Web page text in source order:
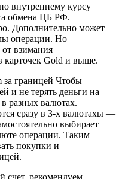
внутреннему курсу
обмена ЦБ РФ.
Дополнительно может
операции. Но
от взимания
карточек Gold и выше.
за границей Чтобы
и не терять деньги на
разных валютах.
сразу в 3-х валютахы —
выбирает
операции. Таким
покупки и
счет, рекомендуем